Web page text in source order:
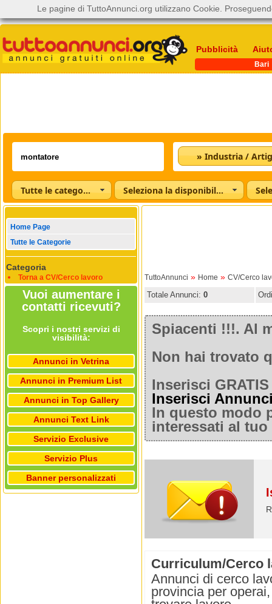
Pubblicità
Bari
» Industria /
Tutte le categorie Seleziona la disponibilità
Home Page
Tutte le Categorie
Categoria
Torna a CV/Cerco lavoro
Vuoi aumentare i
contatti ricevuti?
Scopri i nostri servizi di
visibilità:
Annunci in Vetrina
Annunci in Premium List
Annunci in Top Gallery
Annunci Text Link
Servizio Exclusive
Servizio Plus
Banner personalizzati
TuttoAnnunci » Home » CV/Cerco
Totale Annunci: 0
Spiacenti !!!. Al
Non hai trovato
Inserisci
Inserisci
In questo modo
interessati al
Curriculum/Cerco
Annunci di cerco
provincia per
Le pagine di TuttoAnnunci.org utilizzano Cookie.